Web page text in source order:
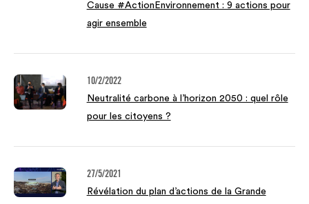
Cause #ActionEnvironnement : 9 actions pour
agir ensemble
10/2/2022
Neutralité carbone à l’horizon 2050 : quel rôle
pour les citoyens ?
27/5/2021
Révélation du plan d’actions de la Grande